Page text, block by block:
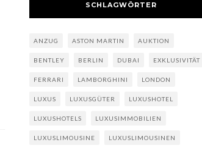
SCHLAGWÖRTER
ANZUG ASTON MARTIN AUKTION
BENTLEY BERLIN DUBAI EXKLUSIVITÄT
FERRARI LAMBORGHINI LONDON
LUXUS LUXUSGÜTER LUXUSHOTEL
LUXUSHOTELS LUXUSIMMOBILIEN
LUXUSLIMOUSINE LUXUSLIMOUSINEN